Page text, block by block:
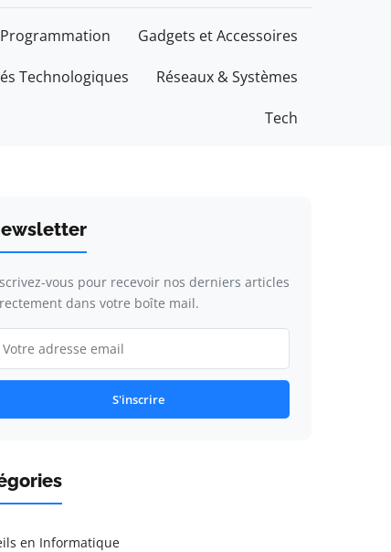
Gadgets et Accessoires
Technologiques Réseaux & Systèmes
Tech
vous pour recevoir nos derniers articles
dans votre boîte mail.
S'inscrire
en Informatique